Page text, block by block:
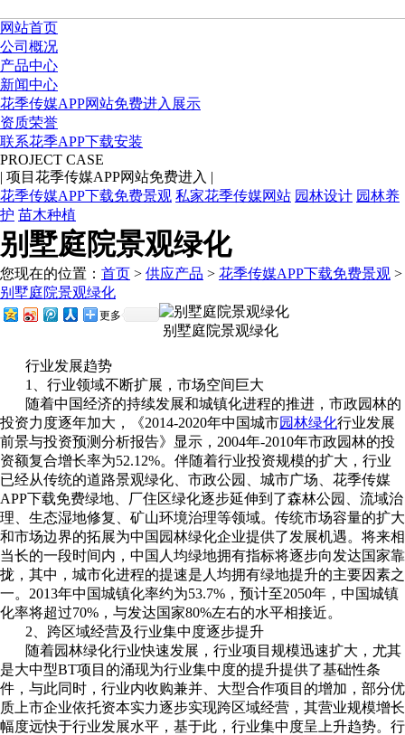
网站首页
公司概况
产品中心
新闻中心
花季传媒APP网站免费进入展示
资质荣誉
联系花季APP下载安装
PROJECT CASE
| 项目花季传媒APP网站免费进入 |
花季传媒APP下载免费景观 私家花季传媒网站 园林设计 园林养
护 苗木种植
别墅庭院景观绿化
您现在的位置： 首页 > 供应产品 > 花季传媒APP下载免费景观 >
别墅庭院景观绿化
更多
别墅庭院景观绿化
行业发展趋势
1
、行业领域不断扩展，市场空间巨大
随着中国经济的持续发展和城镇化进程的推进，市政园林的
投资力度逐年加大，《2014-2020年中国城市园林绿化行业发展
前景与投资预测分析报告》显示， 2004年-2010年市政园林的投
资额复合增长率为52.12%。伴随着行业投资规模的扩大，行业
已经从传统的道路景观绿化、市政公园、城市广场、花季传媒
APP下载免费绿地、厂住区绿化逐步延伸到了森林公园、流域治
理、生态湿地修复、矿山环境治理等领域。传统市场容量的扩大
和市场边界的拓展为中国园林绿化企业提供了发展机遇。将来相
当长的一段时间内，中国人均绿地拥有指标将逐步向发达国家靠
拢，其中，城市化进程的提速是人均拥有绿地提升的主要因素之
一。 2013年中国城镇化率约为53.7% ，预计至2050年，中国城镇
化率将超过70% ，与发达国家80%左右的水平相接近。
2 、跨区域经营及行业集中度逐步提升
随着园林绿化行业快速发展，行业项目规模迅速扩大，尤其
是大中型BT项目的涌现为行业集中度的提升提供了基础性条
件，与此同时，行业内收购兼并、大型合作项目的增加，部分优
质上市企业依托资本实力逐步实现跨区域经营，其营业规模增长
幅度远快于行业发展水平，基于此，行业集中度呈上升趋势。行